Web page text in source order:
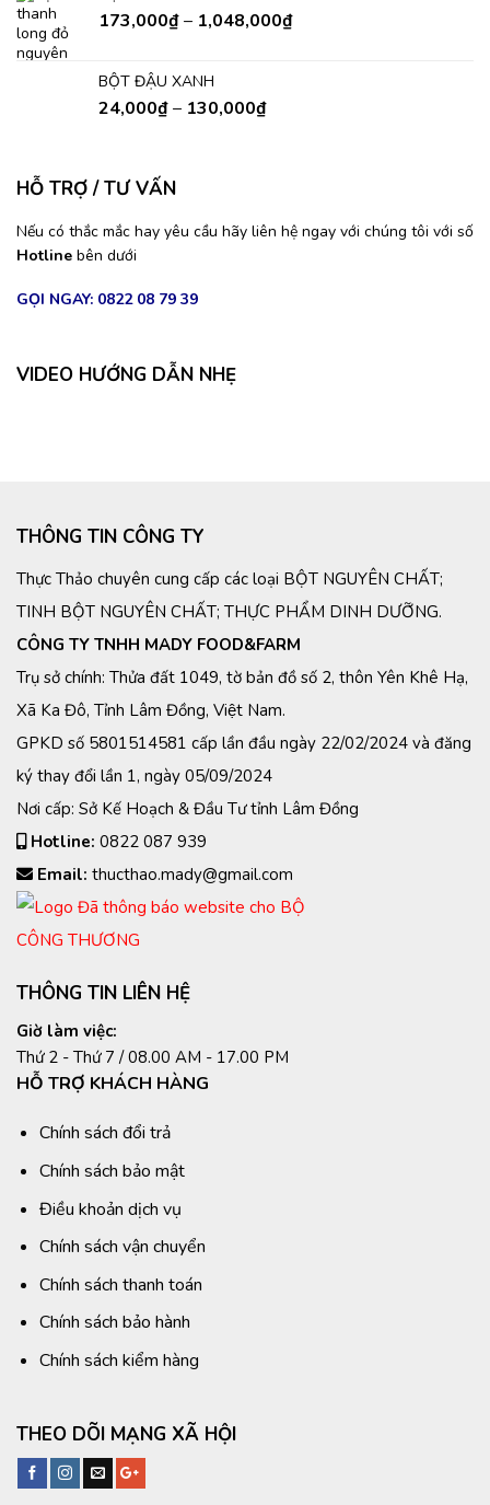
173,000₫– 1,048,000₫
BỘT ĐẬU XANH
24,000₫– 130,000₫
HỖ TRỢ / TƯ VẤN
Nếu có thắc mắc hay yêu cầu hãy liên hệ ngay với chúng tôi với số
Hotline bên dưới
GỌI NGAY: 0822 08 79 39
VIDEO HƯỚNG DẪN NHẸ
THÔNG TIN CÔNG TY
Thực Thảo chuyên cung cấp các loại BỘT NGUYÊN CHẤT;
TINH BỘT NGUYÊN CHẤT; THỰC PHẨM DINH DƯỠNG.
CÔNG TY TNHH MADY FOOD&FARM
Trụ sở chính: Thửa đất 1049, tờ bản đồ số 2, thôn Yên Khê Hạ,
Xã Ka Đô, Tỉnh Lâm Đồng, Việt Nam.
GPKD số 5801514581 cấp lần đầu ngày 22/02/2024 và đăng
ký thay đổi lần 1, ngày 05/09/2024
Nơi cấp: Sở Kế Hoạch & Đầu Tư tỉnh Lâm Đồng
Hotline: 0822 087 939
Email: thucthao.mady@gmail.com
THÔNG TIN LIÊN HỆ
Giờ làm việc:
Thứ 2 - Thứ 7 / 08.00 AM - 17.00 PM
HỖ TRỢ KHÁCH HÀNG
Chính sách đổi trả
Chính sách bảo mật
Điều khoản dịch vụ
Chính sách vận chuyển
Chính sách thanh toán
Chính sách bảo hành
Chính sách kiểm hàng
THEO DÕI MẠNG XÃ HỘI